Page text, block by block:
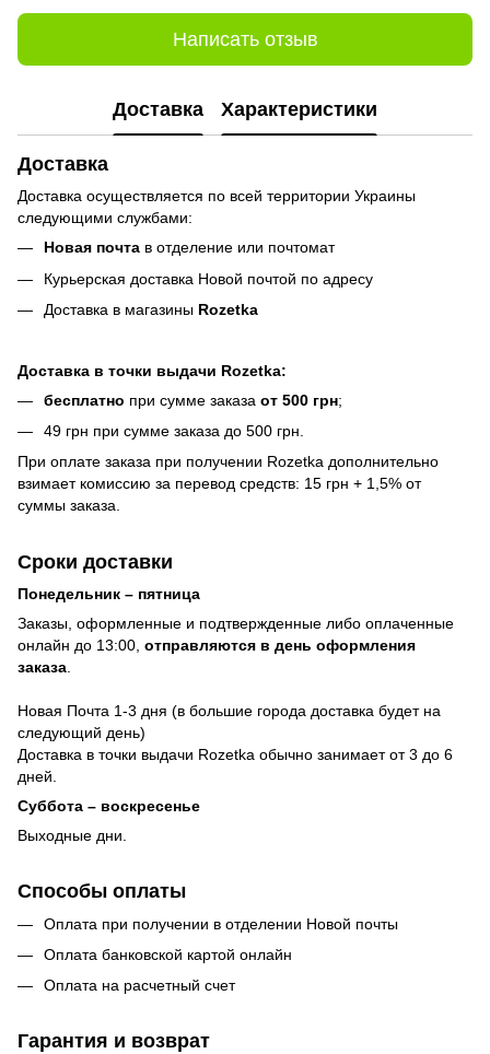
Написать отзыв
Доставка Характеристики
Доставка
Доставка осуществляется по всей территории Украины
следующими службами:
Новая почта в отделение или почтомат
Курьерская доставка Новой почтой по адресу
Доставка в магазины Rozetka
Доставка в точки выдачи Rozetka:
бесплатно при сумме заказа от 500 грн;
49 грн при сумме заказа до 500 грн.
При оплате заказа при получении Rozetka дополнительно
взимает комиссию за перевод средств: 15 грн + 1,5% от
суммы заказа.
Сроки доставки
Понедельник – пятница
Заказы, оформленные и подтвержденные либо оплаченные
онлайн до 13:00, отправляются в день оформления
заказа
Новая Почта 1-3 дня (в большие города доставка будет на
следующий день)
Доставка в точки выдачи Rozetka обычно занимает от 3 до 6
дней.
Суббота – воскресенье
Выходные дни.
Способы оплаты
Оплата при получении в отделении Новой почты
Оплата банковской картой онлайн
Оплата на расчетный счет
Гарантия и возврат